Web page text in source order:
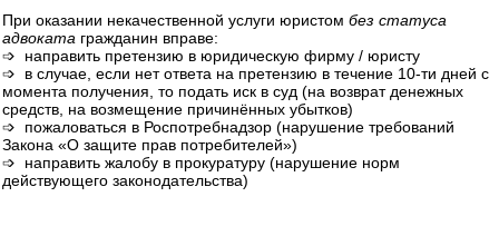
При оказании некачественной услуги юристом без статуса
адвоката гражданин вправе:
➩ направить претензию в юридическую фирму / юристу
➩ в случае, если нет ответа на претензию в течение 10-ти дней с
момента получения, то подать иск в суд (на возврат денежных
средств, на возмещение причинённых убытков)
➩ пожаловаться в Роспотребнадзор (нарушение требований
Закона «О защите прав потребителей»)
➩ направить жалобу в прокуратуру (нарушение норм
действующего законодательства)